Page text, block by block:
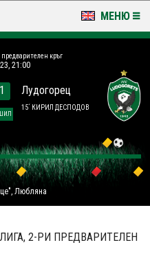
МЕНЮ
кръг
21:00
Лудогорец
15´ КИРИЛ ДЕСПОДОВ
Любляна
2-РИ ПРЕДВАРИТЕЛЕН